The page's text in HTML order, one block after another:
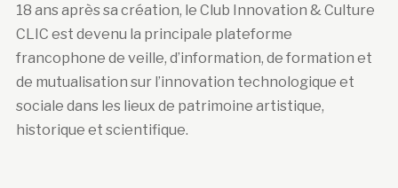
18 ans après sa création, le Club Innovation & Culture
CLIC est devenu la principale plateforme
francophone de veille, d’information, de formation et
de mutualisation sur l’innovation technologique et
sociale dans les lieux de patrimoine artistique,
historique et scientifique.